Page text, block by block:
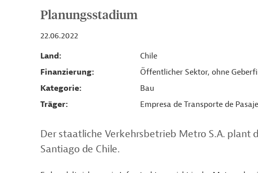
Planungsstadium
22.06.2022
Land
Chile
Finanzierung
Öffentlicher Sektor, ohne
Kategorie
Bau
Träger
Empresa de Transporte de
Der staatliche Verkehrsbetrieb Metro S.A. plant
Santiago de Chile.